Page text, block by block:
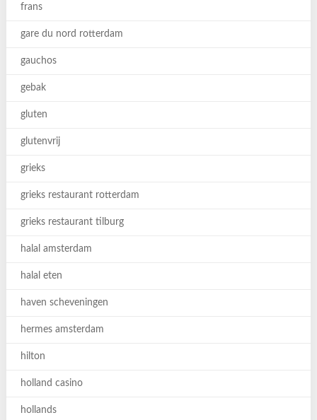
frans
gare du nord rotterdam
gauchos
gebak
gluten
glutenvrij
grieks
grieks restaurant rotterdam
grieks restaurant tilburg
halal amsterdam
halal eten
haven scheveningen
hermes amsterdam
hilton
holland casino
hollands